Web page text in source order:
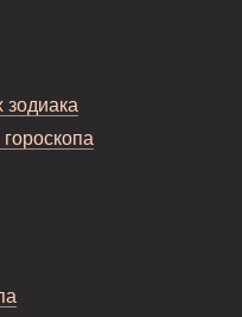
зодиака